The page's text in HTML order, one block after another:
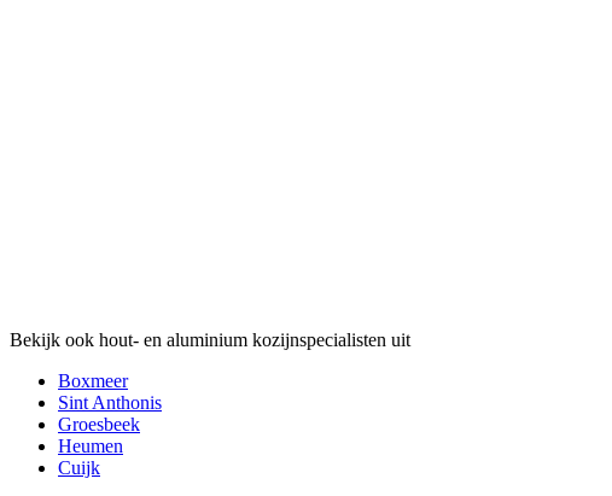
Bekijk ook hout- en aluminium kozijnspecialisten uit
Boxmeer
Sint Anthonis
Groesbeek
Heumen
Cuijk